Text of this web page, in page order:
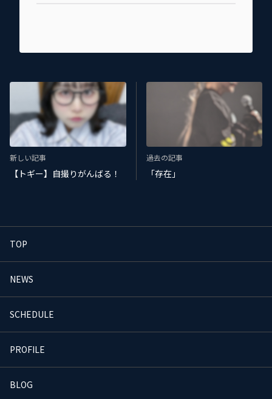
新しい記事
【トギー】自撮りがんばる！
過去の記事
「存在」
TOP
NEWS
SCHEDULE
PROFILE
BLOG